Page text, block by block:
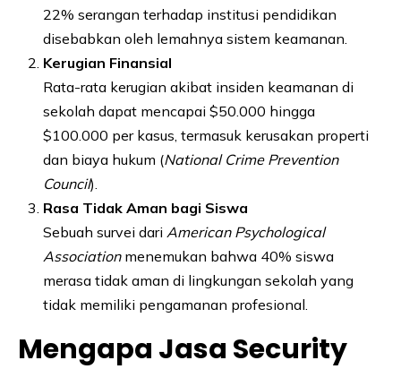
22% serangan terhadap institusi pendidikan
disebabkan oleh lemahnya sistem keamanan.
Kerugian Finansial
Rata-rata kerugian akibat insiden keamanan di
sekolah dapat mencapai $50.000 hingga
$100.000 per kasus, termasuk kerusakan properti
dan biaya hukum (National Crime Prevention
Council).
Rasa Tidak Aman bagi Siswa
Sebuah survei dari American Psychological
Associationmenemukan bahwa 40% siswa
merasa tidak aman di lingkungan sekolah yang
tidak memiliki pengamanan profesional.
Mengapa Jasa Security